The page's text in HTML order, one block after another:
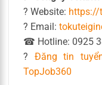
? Website: https://
? Email:
☎ Hotline: 0925
? Đăng tin
TopJob360